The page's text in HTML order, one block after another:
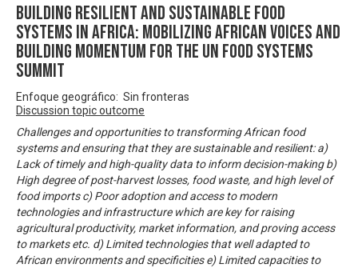
Building Resilient and Sustainable Food
Systems in Africa: Mobilizing African Voices and
Building Momentum for the UN Food Systems
Summit
Enfoque geográfico: Sin fronteras
Discussion topic outcome
Challenges and opportunities to transforming African food
systems and ensuring that they are sustainable and resilient: a)
Lack of timely and high-quality data to inform decision-making b)
High degree of post-harvest losses, food waste, and high level of
food imports c) Poor adoption and access to modern
technologies and infrastructure which are key for raising
agricultural productivity, market information, and proving access
to markets etc. d) Limited technologies that well adapted to
African environments and specificities e) Limited capacities to